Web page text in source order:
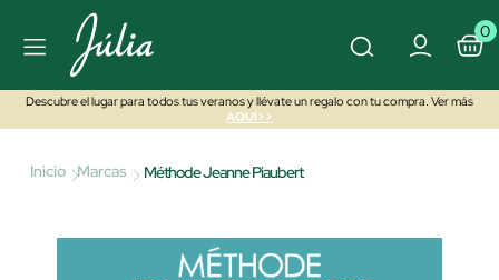
0
Descubre el lugar para todos tus veranos y llévate un regalo con tu compra. Ver más
AQUÍ>>
Inicio Marcas Méthode Jeanne Piaubert